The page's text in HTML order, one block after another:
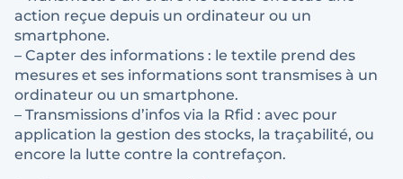
action reçue depuis un ordinateur ou un
smartphone.
– Capter des informations : le textile prend des
mesures et ses informations sont transmises à un
ordinateur ou un smartphone.
– Transmissions d’infos via la Rfid : avec pour
application la gestion des stocks, la traçabilité, ou
encore la lutte contre la contrefaçon.